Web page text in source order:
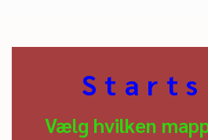
Vælg hvilken